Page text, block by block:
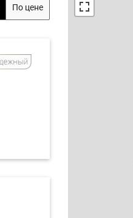
По цене